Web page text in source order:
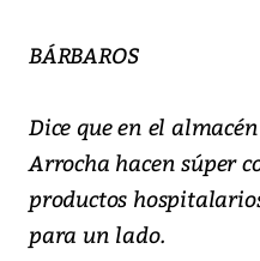
BÁRBAROS
Dice que en el
Arrocha hacen súper
productos
para un lado.